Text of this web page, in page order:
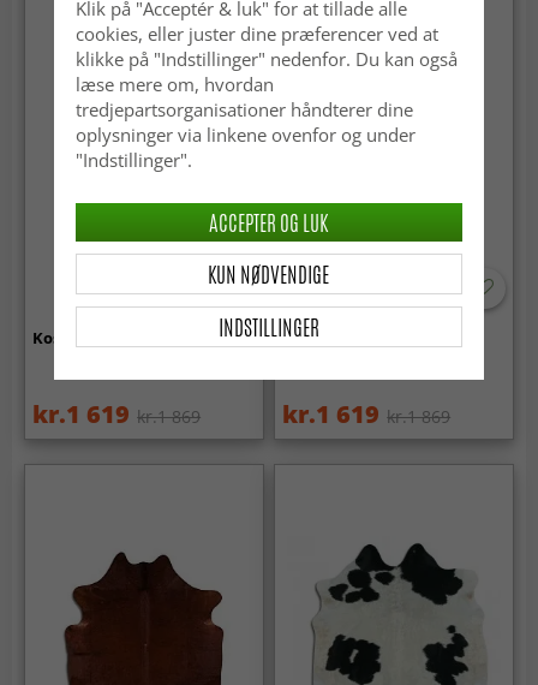
Koskind - Brun 280
kr.1 619 kr.1 869
Koskind - Brun 281
kr.1 619 kr.1 869
Klik på "Acceptér & luk" for at tillade alle
cookies, eller juster dine præferencer ved at
klikke på "Indstillinger" nedenfor. Du kan også
læse mere om, hvordan
tredjepartsorganisationer håndterer dine
oplysninger via linkene ovenfor og under
"Indstillinger".
INDSTILLINGER
KUN NØDVENDIGE
ACCEPTER OG LUK